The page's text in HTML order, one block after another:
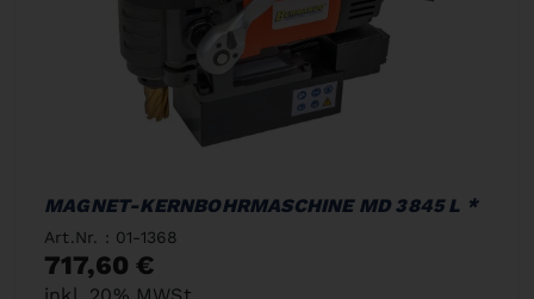
MAGNET-KERNBOHRMASCHINE MD 3845 L *
Art.Nr. : 01-1368
717,60 €
inkl. 20% MWSt.